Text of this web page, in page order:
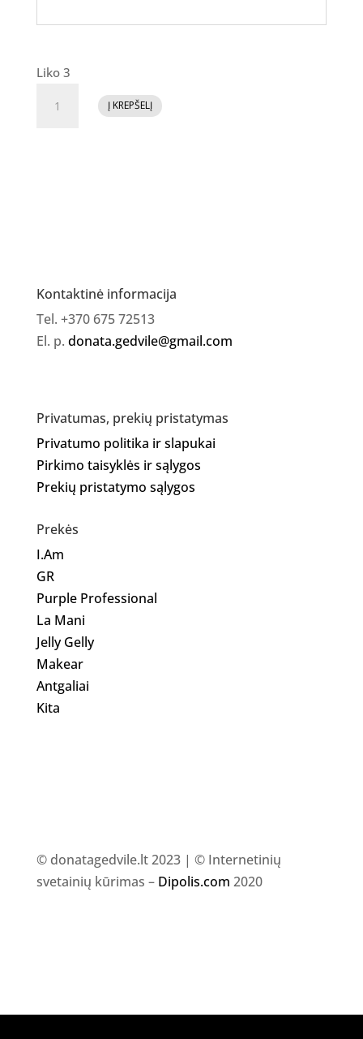
Liko 3
kiekis:
12ml
Į KREPŠELĮ
Kontaktinė informacija
Tel. +370 675 72513
El. p. donata.gedvile@gmail.com
Privatumas, prekių pristatymas
Privatumo politika ir slapukai
Pirkimo taisyklės ir sąlygos
Prekių pristatymo sąlygos
Prekės
I.Am
GR
Purple Professional
La Mani
Jelly Gelly
Makear
Antgaliai
Kita
© donatagedvile.lt 2023 | © Internetinių
svetainių kūrimas – Dipolis.com 2020